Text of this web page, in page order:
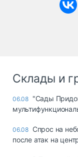
Склады и
06.08 "Сады
06.08 Спрос на
после атак на